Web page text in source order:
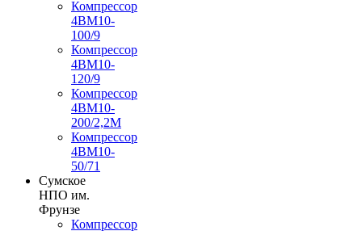
Компрессор
4ВМ10-
100/9
Компрессор
4ВМ10-
120/9
Компрессор
4ВМ10-
200/2,2М
Компрессор
4ВМ10-
50/71
Сумское
НПО им.
Фрунзе
Компрессор